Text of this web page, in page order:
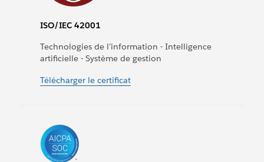
ISO/IEC 42001
Technologies de l’information - Intelligence
artificielle - Système de gestion
Télécharger le certificat